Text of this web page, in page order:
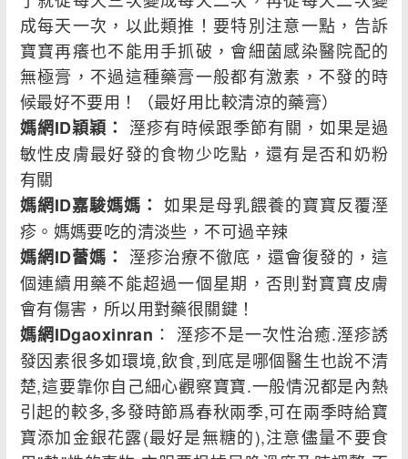
成每天一次，以此類推！要特別注意一點，告訴
寶寶再癢也不能用手抓破，會細菌感染醫院配的
無極膏，不過這種藥膏一般都有激素，不發的時
候最好不要用！（最好用比較清涼的藥膏）
媽網ID穎穎： 溼疹有時候跟季節有關，如果是過
敏性皮膚最好發的食物少吃點，還有是否和奶粉
有關
媽網ID嘉駿媽媽： 如果是母乳餵養的寶寶反覆溼
疹。媽媽要吃的清淡些，不可過辛辣
媽網ID蕾媽： 溼疹治療不徹底，還會復發的，這
個連續用藥不能超過一個星期，否則對寶寶皮膚
會有傷害，所以用對藥很關鍵！
媽網IDgaoxinran ： 溼疹不是一次性治癒.溼疹誘
發因素很多如環境,飲食,到底是哪個醫生也說不清
楚,這要靠你自己細心觀察寶寶.一般情況都是內熱
引起的較多,多發時節爲春秋兩季,可在兩季時給寶
寶添加金銀花露(最好是無糖的),注意儘量不要食